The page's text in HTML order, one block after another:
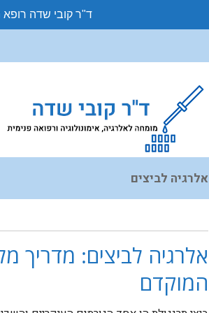
אלרגיה לביצים
אלרגיה לביצים: מדריך
המוקדם
ד"ר קובי שדה